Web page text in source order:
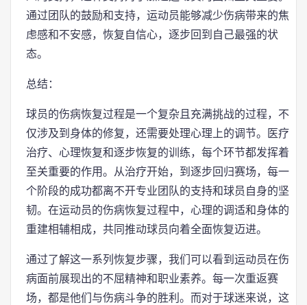
通过团队的鼓励和支持，运动员能够减少伤病带来的焦
虑感和不安感，恢复自信心，逐步回到自己最强的状
态。
总结：
球员的伤病恢复过程是一个复杂且充满挑战的过程，不
仅涉及到身体的修复，还需要处理心理上的调节。医疗
治疗、心理恢复和逐步恢复的训练，每个环节都发挥着
至关重要的作用。从治疗开始，到逐步回归赛场，每一
个阶段的成功都离不开专业团队的支持和球员自身的坚
韧。在运动员的伤病恢复过程中，心理的调适和身体的
重建相辅相成，共同推动球员向着全面恢复迈进。
通过了解这一系列恢复步骤，我们可以看到运动员在伤
病面前展现出的不屈精神和职业素养。每一次重返赛
场，都是他们与伤病斗争的胜利。而对于球迷来说，这